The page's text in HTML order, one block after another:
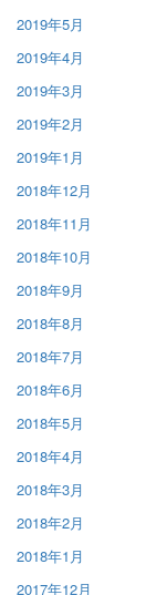
2019年5月
2019年4月
2019年3月
2019年2月
2019年1月
2018年12月
2018年11月
2018年10月
2018年9月
2018年8月
2018年7月
2018年6月
2018年5月
2018年4月
2018年3月
2018年2月
2018年1月
2017年12月